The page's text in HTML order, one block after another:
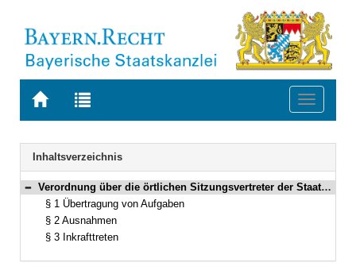
Zur
BAYERN.RECHT
Zur
letzten
Suche
Toggle
Navigation
Inhaltsverzeichnis
Bereich reduzieren
Verordnung über die örtlichen Sitzungsvertreter der Staatsanwaltschaft Vom 16. Mai 1957 (BayRS IV S. 490) BayRS 300-1-1-1-J (§§ 1–3)
§ 1 Übertragung von Aufgaben
§ 2 Ausnahmen
§ 3 Inkrafttreten